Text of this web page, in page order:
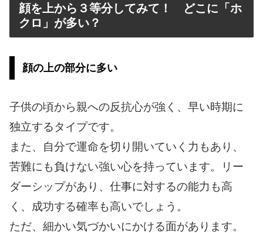
顔を上から３等分してみて！ どこに「ホ
クロ」が多い？
顔の上の部分に多い
子供の頃から親への反抗心が強く、早い時期に
独立するタイプです。
また、自分で運命を切り開いていく力もあり、
苦難にも負けない強い心を持っています。リー
ダーシップがあり、仕事に対するの能力も高
く、成功する確率も高いでしょう。
ただ、細かい気づかいにかける面があります。